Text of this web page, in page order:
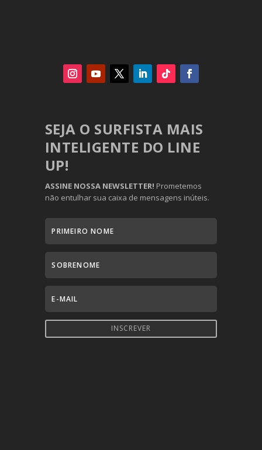
SEJA O SURFISTA MAIS
INTELIGENTE DO LINE
UP!
ASSINE NOSSA NEWSLETTER! Prometemos
não entulhar sua caixa de mensagens inúteis.
INSCREVER